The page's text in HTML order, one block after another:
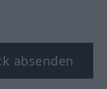
absenden